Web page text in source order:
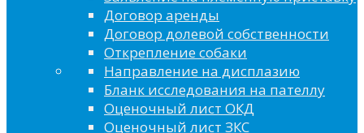
Договор аренды
Договор долевой собственности
Открепление собаки
Направление на дисплазию
Бланк исследования на пателлу
Оценочный лист ОКД
Оценочный лист ЗКС